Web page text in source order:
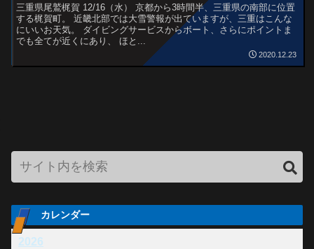
三重県尾鷲梶賀 12/16（水） 京都から3時間半、三重県の南部に位置
する梶賀町。 近畿北部では大雪警報が出ていますが、三重はこんな
にいいお天気。 ダイビングサービスからボート、さらにポイントま
でも全てが近くにあり、 ほと...
2020.12.23
カレンダー
2026